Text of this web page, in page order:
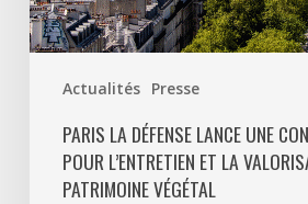
Actualités Presse
patrimoine
végétal
PARIS LA DÉFENSE LANCE UNE
POUR L’ENTRETIEN ET LA
PATRIMOINE VÉGÉTAL